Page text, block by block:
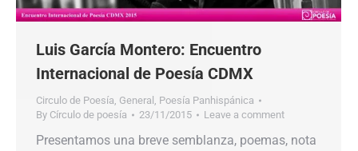
Luis García Montero: Encuentro
Internacional de Poesía CDMX
Circulo de Poesía, General , Poesía Panhispánica
By Círculo de poesía 23/11/2015 Leave a comment
Presentamos una breve semblanza, poemas, nota